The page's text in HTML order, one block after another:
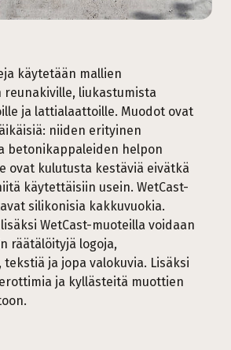
käytetään mallien
reunakiville, liukastumista
ja lattialaattoille. Muodot ovat
niiden erityinen
betonikappaleiden helpon
ovat kulutusta kestäviä eivätkä
käytettäisiin usein. WetCast-
silikonisia kakkuvuokia.
WetCast-muoteilla voidaan
räätälöityjä logoja,
ja jopa valokuvia. Lisäksi
erottimia ja kyllästeitä muottien